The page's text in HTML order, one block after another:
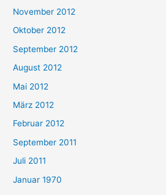
November 2012
Oktober 2012
September 2012
August 2012
Mai 2012
März 2012
Februar 2012
September 2011
Juli 2011
Januar 1970